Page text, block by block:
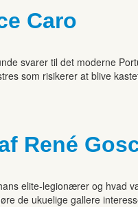
Caro
svarer til det moderne
som risikerer at blive
René
elite-legionærer og hvad
de ukuelige gallere